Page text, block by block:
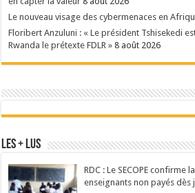
Le nouveau visage des cybermenaces en
Floribert Anzuluni : « Le président Tshisekedi
Rwanda le prétexte FDLR » 8 août 2026
Les + Lus
RDC : Le SECOPE confirme
enseignants non payés dès